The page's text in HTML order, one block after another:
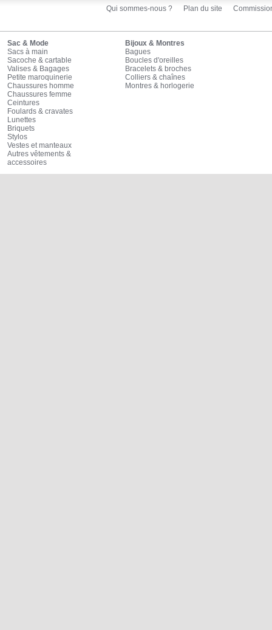
Qui sommes-nous ? Plan du site
Sac & Mode
Sacs à main
Sacoche & cartable
Valises & Bagages
Petite maroquinerie
Chaussures homme
Chaussures femme
Ceintures
Foulards & cravates
Lunettes
Briquets
Stylos
Vestes et manteaux
Autres vêtements &
accessoires
Bijoux & Montres
Bagues
Boucles d'oreilles
Bracelets & broches
Colliers & chaînes
Montres & horlogerie